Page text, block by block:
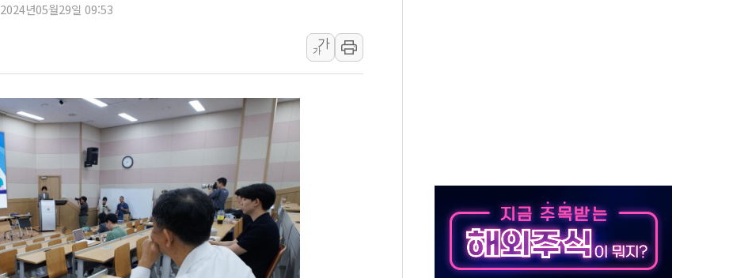
'월가의 황제' 다이먼 "금융시장 레버리지 위험수위…숨은 차입이 더 큰 변수"
양주 섬유염색공장서 화재 1명 중상…대응 1단계 진압 중
김정관 산업부 장관 "주 52시간 손봐야, 경쟁상대 中과 비교해야"
해군 1함대 창설 80주년…지역과 함께하는 '선봉'의 대민 봉사
[3보] 북, 원산서 동해로 단거리 탄도미사일 1발 발사… 올해 10번째·42일 만 도발
우크라 드론 전술, 중남미 콜롬비아에 새 안보 위기… 반군·마약카르텔이 습득해 전투 활용
동해해경, 독도 해상서 부유물 감긴 어선 구조
주한미군 "오산기지 누출, 백린 아닌 무해한 표면 부식 물질"
구미 폐염산처리업체서 불 2시간30여분만에 진화...외국인 노동자 숨져
해군과 함께하는 '불금전파, 송정' 시즌2
강원도 폭염특보 11일째…온열질환·가축 피해 최소화 '총력 대응'
2024년05월29일 09:53
가
가